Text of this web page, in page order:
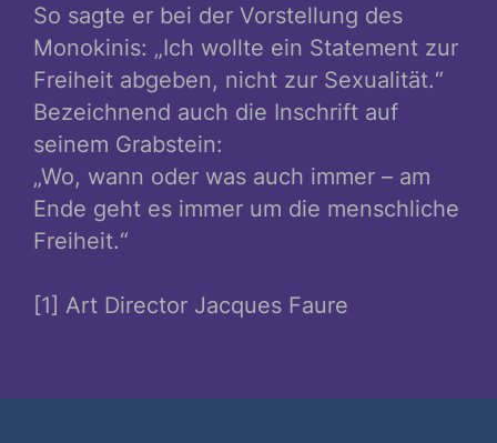
So sagte er bei der Vorstellung des
Monokinis: „Ich wollte ein Statement zur
Freiheit abgeben, nicht zur Sexualität.“
Bezeichnend auch die Inschrift auf
seinem Grabstein:
„Wo, wann oder was auch immer – am
Ende geht es immer um die menschliche
Freiheit.“
[1] Art Director Jacques Faure